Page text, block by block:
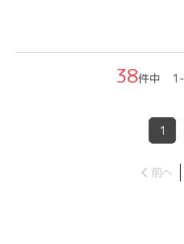
38件中 1-
1
前へ